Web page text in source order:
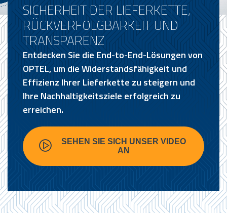
SICHERHEIT DER LIEFERKETTE,
RÜCKVERFOLGBARKEIT UND
TRANSPARENZ
Entdecken Sie die End-to-End-Lösungen von
OPTEL, um die Widerstandsfähigkeit und
Effizienz Ihrer Lieferkette zu steigern und
Ihre Nachhaltigkeitsziele erfolgreich zu
erreichen.
SEHEN SIE SICH UNSER VIDEO
AN